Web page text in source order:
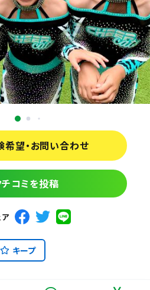
希望・お問い合わせ
チコミを投稿
キープ